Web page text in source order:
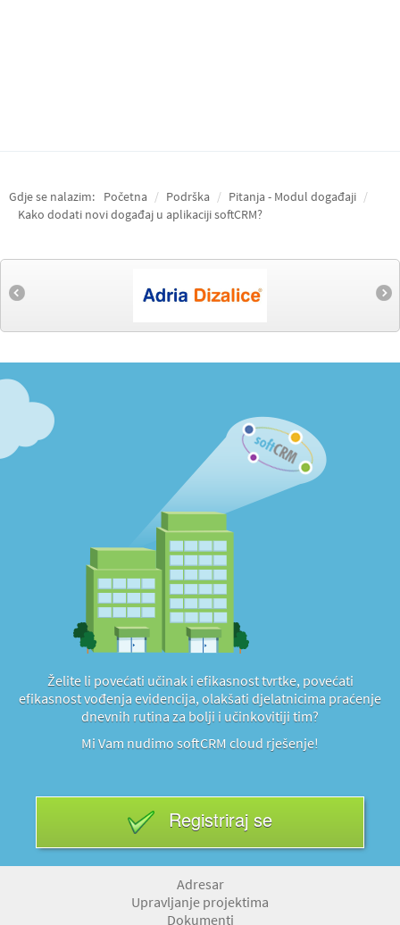
Gdje se nalazim: Početna / Podrška / Pitanja - Modul događaji /
Kako dodati novi događaj u aplikaciji softCRM?
Želite li povećati učinak i efikasnost tvrtke, povećati
efikasnost vođenja evidencija, olakšati djelatnicima praćenje
dnevnih rutina za bolji i učinkovitiji tim?
Mi Vam nudimo softCRM cloud rješenje!
Registriraj se
Adresar
Upravljanje projektima
Dokumenti